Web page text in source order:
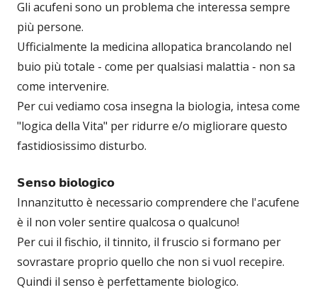
Gli acufeni sono un problema che interessa sempre
più persone.
Ufficialmente la medicina allopatica brancolando nel
buio più totale - come per qualsiasi malattia - non sa
come intervenire.
Per cui vediamo cosa insegna la biologia, intesa come
"logica della Vita" per ridurre e/o migliorare questo
fastidiosissimo disturbo.
𝗦𝗲𝗻𝘀𝗼 𝗯𝗶𝗼𝗹𝗼𝗴𝗶𝗰𝗼
Innanzitutto è necessario comprendere che l'acufene
è il non voler sentire qualcosa o qualcuno!
Per cui il fischio, il tinnito, il fruscio si formano per
sovrastare proprio quello che non si vuol recepire.
Quindi il senso è perfettamente biologico.